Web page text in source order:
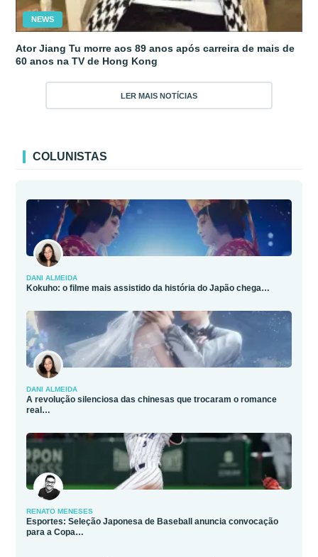
NEWS
Ator Jiang Tu morre aos 89 anos após carreira de mais de
60 anos na TV de Hong Kong
LER MAIS NOTÍCIAS
COLUNISTAS
DANI ALMEIDA
Kokuho: o filme mais assistido da história do Japão chega…
DANI ALMEIDA
A revolução silenciosa das chinesas que trocaram o romance
real…
RENATO MENESES
Esportes: Seleção Japonesa de Baseball anuncia convocação
para a Copa…